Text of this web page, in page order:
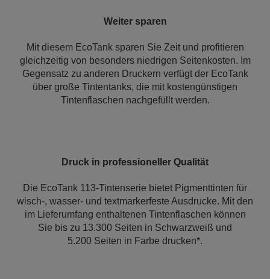
Weiter sparen
Mit diesem EcoTank sparen Sie Zeit und profitieren
gleichzeitig von besonders niedrigen Seitenkosten. Im
Gegensatz zu anderen Druckern verfügt der EcoTank
über große Tintentanks, die mit kostengünstigen
Tintenflaschen nachgefüllt werden.
Druck in professioneller Qualität
Die EcoTank 113-Tintenserie bietet Pigmenttinten für
wisch-, wasser- und textmarkerfeste Ausdrucke. Mit den
im Lieferumfang enthaltenen Tintenflaschen können
Sie bis zu 13.300 Seiten in Schwarzweiß und
5.200 Seiten in Farbe drucken*.